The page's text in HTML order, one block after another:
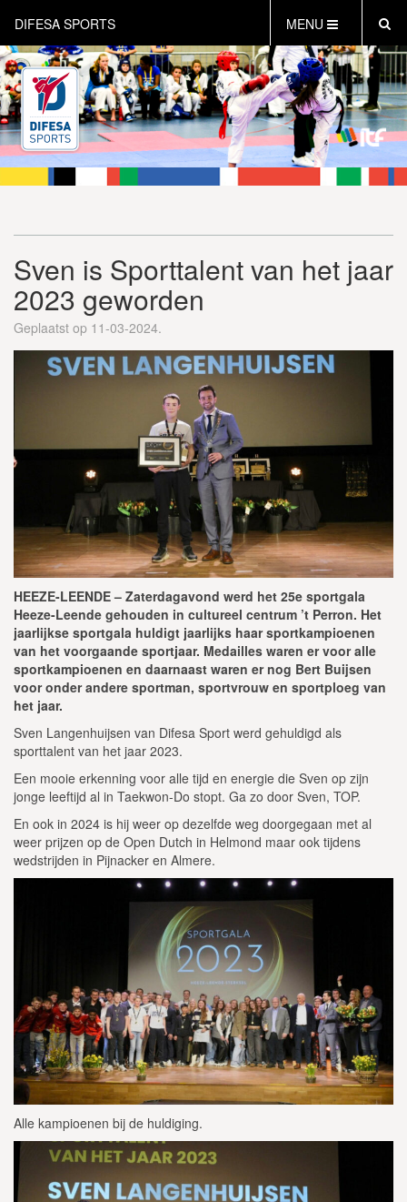
DIFESA SPORTS MENU
HOME
AKTUEEL
OVER DIFESA SPORTS
TAEKWON-DO
OPEN DUTCH
WEBSHOP
Sven is Sporttalent van het jaar
2023 geworden
Geplaatst op 11-03-2024.
HEEZE-LEENDE – Zaterdagavond werd het 25e sportgala
Heeze-Leende gehouden in cultureel centrum ’t Perron. Het
jaarlijkse sportgala huldigt jaarlijks haar sportkampioenen
van het voorgaande sportjaar. Medailles waren er voor alle
sportkampioenen en daarnaast waren er nog Bert Buijsen
voor onder andere sportman, sportvrouw en sportploeg van
het jaar.
Sven Langenhuijsen van Difesa Sport werd gehuldigd als
sporttalent van het jaar 2023.
Een mooie erkenning voor alle tijd en energie die Sven op zijn
jonge leeftijd al in Taekwon-Do stopt. Ga zo door Sven, TOP.
En ook in 2024 is hij weer op dezelfde weg doorgegaan met al
weer prijzen op de Open Dutch in Helmond maar ook tijdens
wedstrijden in Pijnacker en Almere.
Alle kampioenen bij de huldiging.